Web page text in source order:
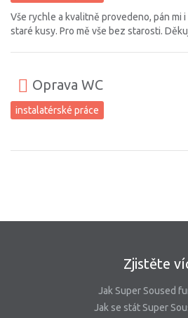
Vše rychle a kvalitně provedeno, pán mi
staré kusy. Pro mě vše bez starosti.
Oprava WC
instalatérské práce
Zjistěte
Jak Super Soused
Jak se stát Super